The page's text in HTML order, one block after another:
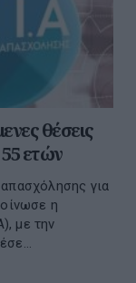
θέσεις
ετών
για
η
με την